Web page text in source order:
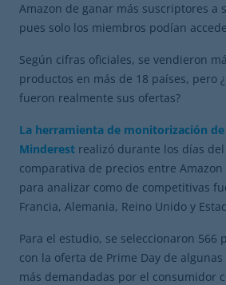
Amazon de ganar más suscriptores a
pues solo los miembros podían
Según cifras oficiales, se vendieron
productos en más de 18 países, pero
fueron realmente sus ofertas?
La herramienta de monitorización
Minderest realizó durante los días
comparativa de precios entre Amazon
para analizar como de competitivas
Francia, Alemania, Reino Unido y
Para el estudio, se seleccionaron 566
con la oferta de Prime Day de
más demandadas por el consumidor